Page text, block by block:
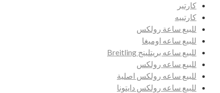
كارتير
كارتييه
للبيع ساعة رولكس
للبيع ساعه اوميغا
للبيع ساعه بريتلينج Breitling
للبيع ساعه رولكس
للبيع ساعه رولكس اصلية
للبيع ساعه رولكس دايتونا